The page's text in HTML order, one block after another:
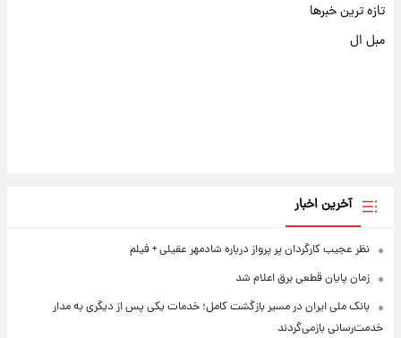
تازه ترین خبرها
مبل ال
آخرین اخبار
نظر عجیب کارگردان پر پرواز درباره شادمهر عقیلی + فیلم
زمان پایان قطعی برق اعلام شد
بانک ملی ایران در مسیر بازگشت کامل؛ خدمات یکی پس از دیگری به مدار
خدمت‌رسانی بازمی‌گردند